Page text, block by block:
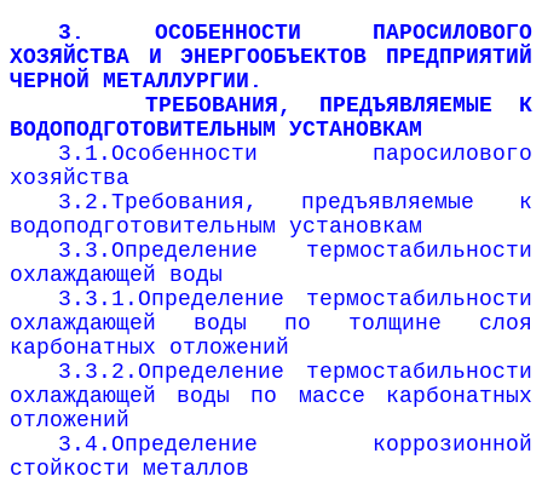
3. ОСОБЕННОСТИ ПАРОСИЛОВОГО
ХОЗЯЙСТВА И ЭНЕРГООБЪЕКТОВ ПРЕДПРИЯТИЙ
ЧЕРНОЙ МЕТАЛЛУРГИИ.
ТРЕБОВАНИЯ, ПРЕДЪЯВЛЯЕМЫЕ К
ВОДОПОДГОТОВИТЕЛЬНЫМ УСТАНОВКАМ
3.1.Особенности паросилового
хозяйства
3.2.Требования, предъявляемые к
водоподготовительным установкам
3.3.Определение термостабильности
охлаждающей воды
3.3.1.Определение термостабильности
охлаждающей воды по толщине слоя
карбонатных отложений
3.3.2.Определение термостабильности
охлаждающей воды по массе карбонатных
отложений
3.4.Определение коррозионной
стойкости металлов